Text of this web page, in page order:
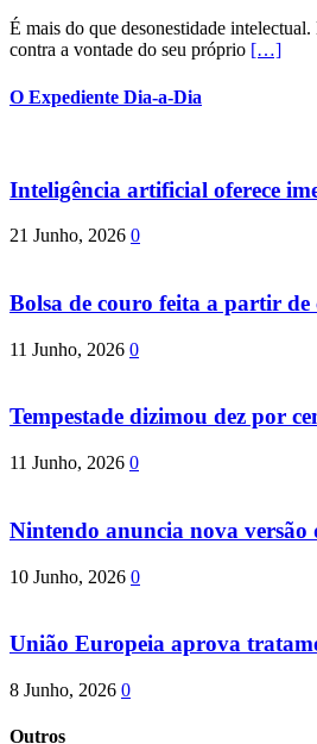
É mais do que desonestidade
contra a vontade do seu próprio […]
O Expediente Dia-a-Dia
Inteligência artificial oferece
21 Junho, 2026 0
Bolsa de couro feita a partir de
11 Junho, 2026 0
Tempestade dizimou dez por
11 Junho, 2026 0
Nintendo anuncia nova
10 Junho, 2026 0
União Europeia aprova
8 Junho, 2026 0
Outros